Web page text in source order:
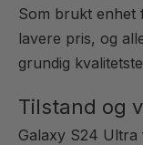
Som brukt enhet
lavere pris, og
grundig
Tilstand og
Galaxy S24